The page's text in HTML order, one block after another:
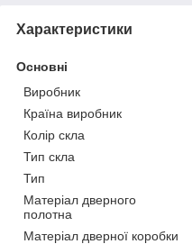
Характеристики
Основні
Виробник
Країна виробник
Колір скла
Тип скла
Тип
Матеріал дверного
полотна
Матеріал дверної коробки